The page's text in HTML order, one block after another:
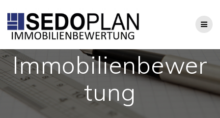
Inhalt
springen
Immobilienbewer
tung